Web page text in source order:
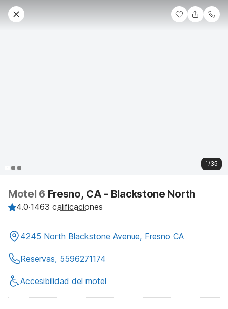
1/35
Motel 6 Fresno, CA - Blackstone North
4.0·1463 calificaciones
4245 North Blackstone Avenue, Fresno CA
Reservas, 5596271174
Accesibilidad del motel